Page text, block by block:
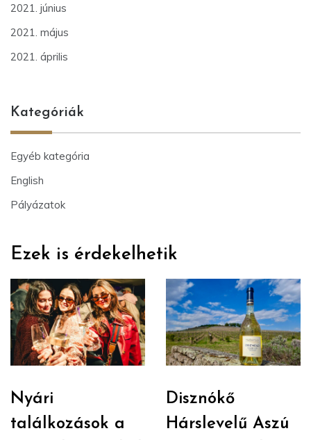
2021. június
2021. május
2021. április
Kategóriák
Egyéb kategória
English
Pályázatok
Ezek is érdekelhetik
Nyári
találkozások a
Disznókő
Hárslevelű Aszú